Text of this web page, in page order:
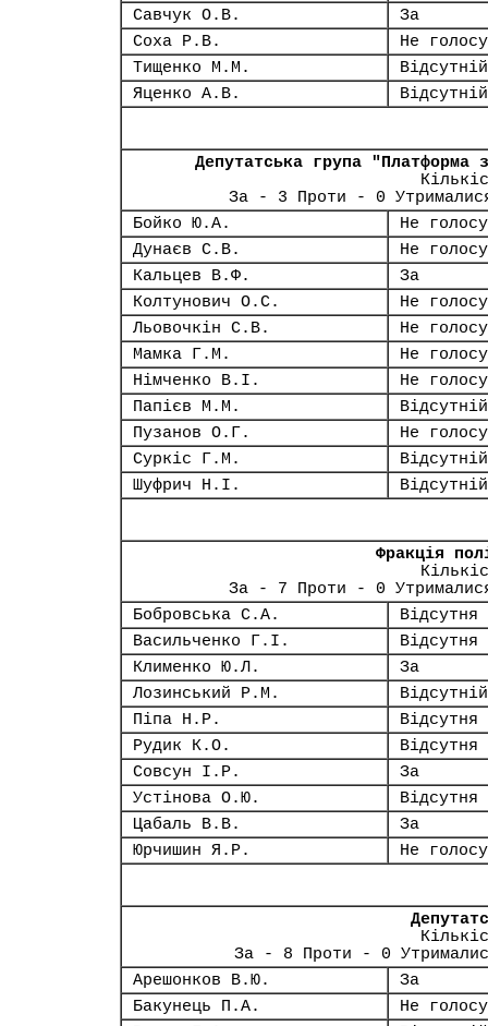
Савчук О.В.
За
Соха Р.В.
Не
Тищенко М.М.
Відсутній
Яценко А.В.
Відсутній
Депутатська група
За - 3 Проти - 0
Бойко Ю.А.
Не
Дунаєв С.В.
Не
Кальцев В.Ф.
За
Колтунович О.С.
Не
Льовочкін С.В.
Не
Мамка Г.М.
Не
Німченко В.І.
Не
Папієв М.М.
Відсутній
Пузанов О.Г.
Не
Суркіс Г.М.
Відсутній
Шуфрич Н.І.
Відсутній
Фракція
За - 7 Проти - 0
Бобровська С.А.
Відсутня
Васильченко Г.І.
Відсутня
Клименко Ю.Л.
За
Лозинський Р.М.
Відсутній
Піпа Н.Р.
Відсутня
Рудик К.О.
Відсутня
Совсун І.Р.
За
Устінова О.Ю.
Відсутня
Цабаль В.В.
За
Юрчишин Я.Р.
Не
За - 8 Проти - 0
Арешонков В.Ю.
За
Бакунець П.А.
Не